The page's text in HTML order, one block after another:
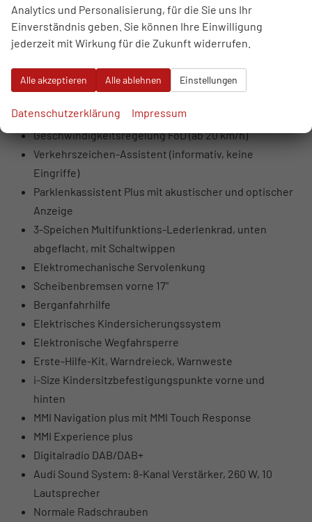
Coming- und Leaving-Home Funktion
Kreuzungsassistent
Spurhalteassistent mit Notfallassistent (übernimmt
Müdigkeitserkennung
Geschwindigkeitsregelung FoD (ab 20 km/h)
Verkehrszeichen-Assistent (informativ, keine
Eingriffe)
Parklenkassistent Plus mit akustischer und optischer
Anzeige
3-Speichen Multifunktions-Lederlenkrad, unten
abgeflacht, mit Schaltwippen
Elektromechanische Servolenkung
Scheibenbremsen vorne 17"
Berganfahrhilfe
Elektrisches Kindersicherungssystem
Elektronische Wegfahrsperre
Erste-Hilfe-Kit, Warndreieck, Warnweste
i-Size Kindersitzbefestigungspunkte vorne und
hinten
MMI Navigation plus mit MMI Touch Response
MMI Experience plus
Digitalradio DAB/DAB+
Audi Sound System: 8-Kanal Verstärker, 260 W, 10
Lautsprecher
Normale Radschrauben
Analytics und Personalisierung, für die Sie uns Ihr
Einverständnis geben. Sie können Ihre Einwilligung
jederzeit mit Wirkung für die Zukunft widerrufen.
Alle akzeptieren Alle ablehnen Einstellungen
Datenschutzerklärung Impressum